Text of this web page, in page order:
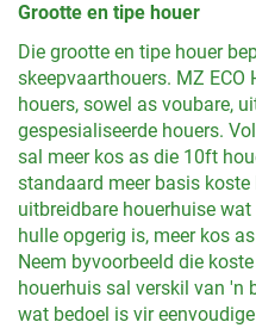
Grootte en tipe houer
Die grootte en tipe houer
skeepvaarthouers. MZ ECO
houers, sowel as voubare,
gespesialiseerde houers.
sal meer kos as die 10ft
standaard meer basis koste
uitbreidbare houerhuise
hulle opgerig is, meer kos
Neem byvoorbeeld die
houerhuis sal verskil van 'n
wat bedoel is vir